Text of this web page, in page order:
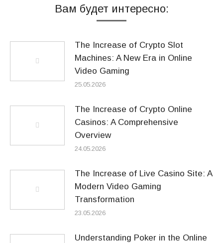
Вам будет интересно:
The Increase of Crypto Slot
Machines: A New Era in Online
Video Gaming
25.05.2026
The Increase of Crypto Online
Casinos: A Comprehensive
Overview
24.05.2026
The Increase of Live Casino Site: A
Modern Video Gaming
Transformation
23.05.2026
Understanding Poker in the Online